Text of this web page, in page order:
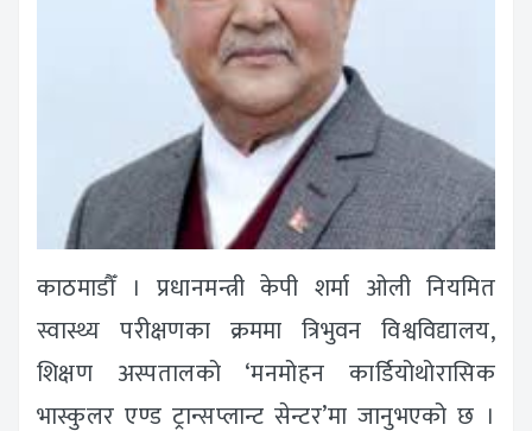
काठमाडौँ । प्रधानमन्त्री केपी शर्मा ओली नियमित
स्वास्थ्य परीक्षणका क्रममा त्रिभुवन विश्वविद्यालय,
शिक्षण अस्पतालको ‘मनमोहन कार्डियोथोरासिक
भास्कुलर एण्ड ट्रान्सप्लान्ट सेन्टर’मा जानुभएको छ ।